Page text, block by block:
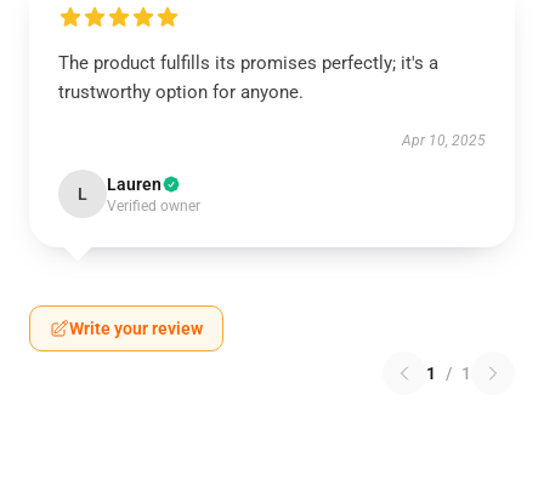
The product fulfills its promises perfectly; it's a
trustworthy option for anyone.
Apr 10, 2025
L Lauren
Verified owner
Write your review
1 / 1